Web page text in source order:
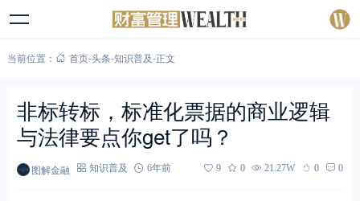
当前位置： 首页-头条-知识普及-正文
非标转标，标准化票据的商业逻辑
与法律要点你get了吗？
图解金融 知识普及 6年前 9 0 21.27W 0 0